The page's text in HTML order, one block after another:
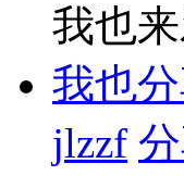
我也
我也
jlzzf